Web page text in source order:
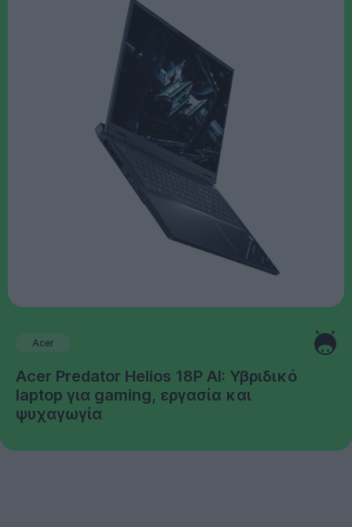
Acer
Acer Predator Helios 18P AI: Υβριδικό
laptop για gaming, εργασία και
ψυχαγωγία